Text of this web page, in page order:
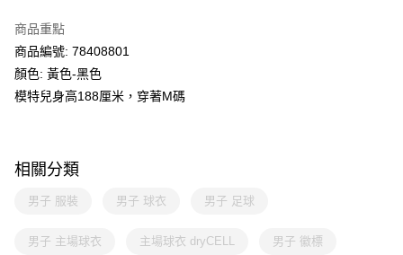
商品重點
商品編號: 78408801
顏色: 黃色-黑色
模特兒身高188厘米，穿著M碼
相關分類
男子 服裝 男子 球衣 男子 足球
男子 主場球衣 主場球衣 dryCELL 男子 徽標